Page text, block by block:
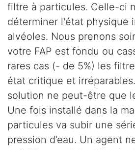
filtre à particules. Celle-ci
déterminer l'état physique
alvéoles. Nous prenons
votre FAP est fondu ou
rares cas (- de 5%) les
état critique et
solution ne peut-être que
Une fois installé dans la
particules va subir une
pression d’eau. Un agent